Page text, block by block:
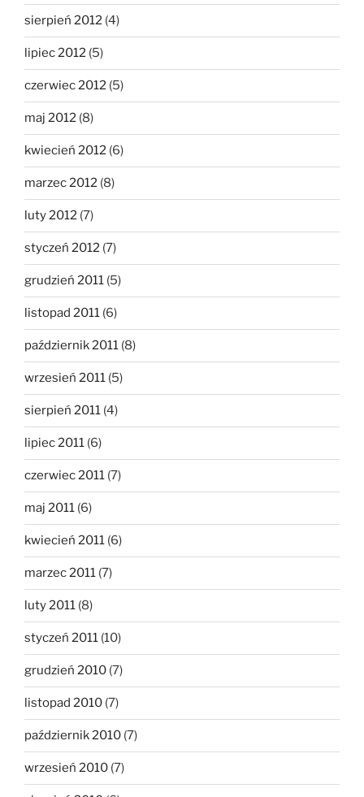
sierpień 2012 (4)
lipiec 2012 (5)
czerwiec 2012 (5)
maj 2012 (8)
kwiecień 2012 (6)
marzec 2012 (8)
luty 2012 (7)
styczeń 2012 (7)
grudzień 2011 (5)
listopad 2011 (6)
październik 2011 (8)
wrzesień 2011 (5)
sierpień 2011 (4)
lipiec 2011 (6)
czerwiec 2011 (7)
maj 2011 (6)
kwiecień 2011 (6)
marzec 2011 (7)
luty 2011 (8)
styczeń 2011 (10)
grudzień 2010 (7)
listopad 2010 (7)
październik 2010 (7)
wrzesień 2010 (7)